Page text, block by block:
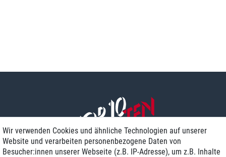
Wir verwenden Cookies und ähnliche Technologien auf unserer
Website und verarbeiten personenbezogene Daten von
Besucher:innen unserer Webseite (z.B. IP-Adresse), um z.B. Inhalte